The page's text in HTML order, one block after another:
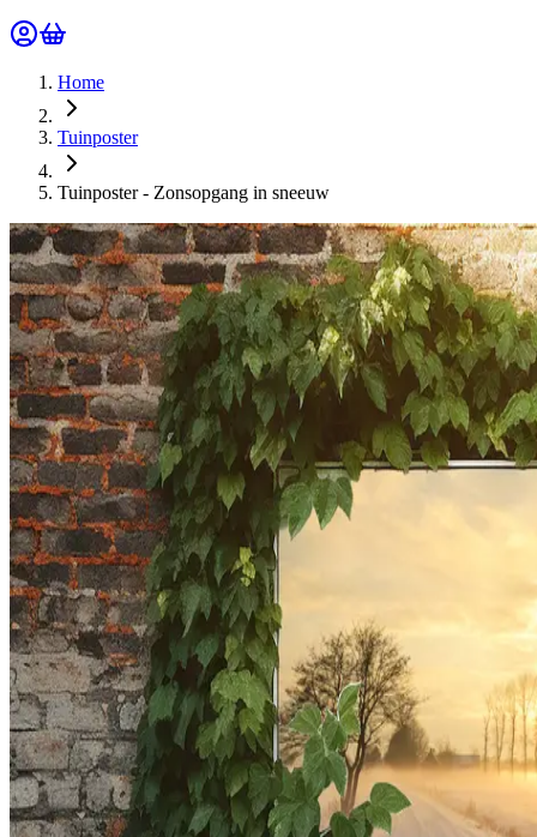
Home
Tuinposter
Tuinposter - Zonsopgang in sneeuw